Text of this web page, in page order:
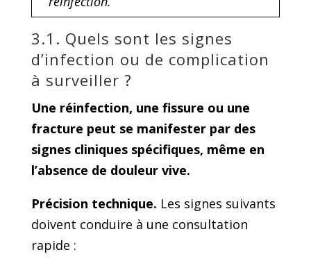
3.1. Quels sont les signes
d’infection ou de complication
à surveiller ?
Une réinfection, une fissure ou une
fracture peut se manifester par des
signes cliniques spécifiques, même en
l’absence de douleur vive.
Précision technique. Les signes suivants
doivent conduire à une consultation
rapide :